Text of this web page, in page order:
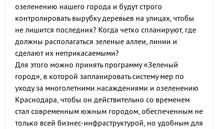
озеленению нашего города и будут строго
контролировать вырубку деревьев на улицах, чтобы
не лишится последних? Когда четко спланируют, где
должны располагаться зеленые аллеи, линии и
сделают их неприкасаемыми?
Для этого можно принять программу «Зеленый
город», в которой запланировать систему мер по
уходу за многолетними насаждениями и озеленению
Краснодара, чтобы он действительно со временем
стал современным южным городом, обеспеченным не
только всей бизнес-инфраструктурой, но удобным для